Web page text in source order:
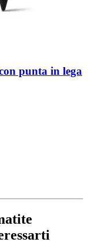
punta in lega